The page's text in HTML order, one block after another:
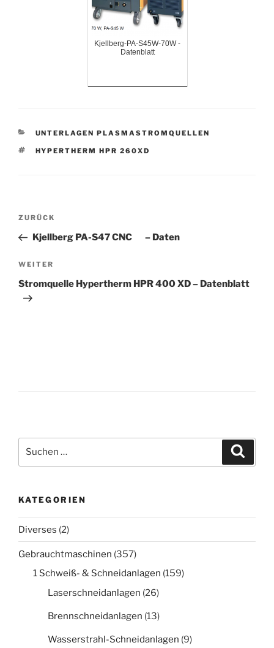
Kjellberg-PA-S45W-70W -
Datenblatt
KATEGORIEN
UNTERLAGEN PLASMASTROMQUELLEN
SCHLAGWÖRTER
HYPERTHERM HPR 260XD
Beitrags-
Vorheriger
Beitrag
ZURÜCK
Kjellberg PA-S47 CNC – Daten
Nächster
Beitrag
WEITER
Stromquelle Hypertherm HPR 400 XD – Datenblatt
nach:
KATEGORIEN
Diverses (2)
Gebrauchtmaschinen (357)
1 Schweiß- & Schneidanlagen (159)
Laserschneidanlagen (26)
Brennschneidanlagen (13)
Wasserstrahl-Schneidanlagen (9)